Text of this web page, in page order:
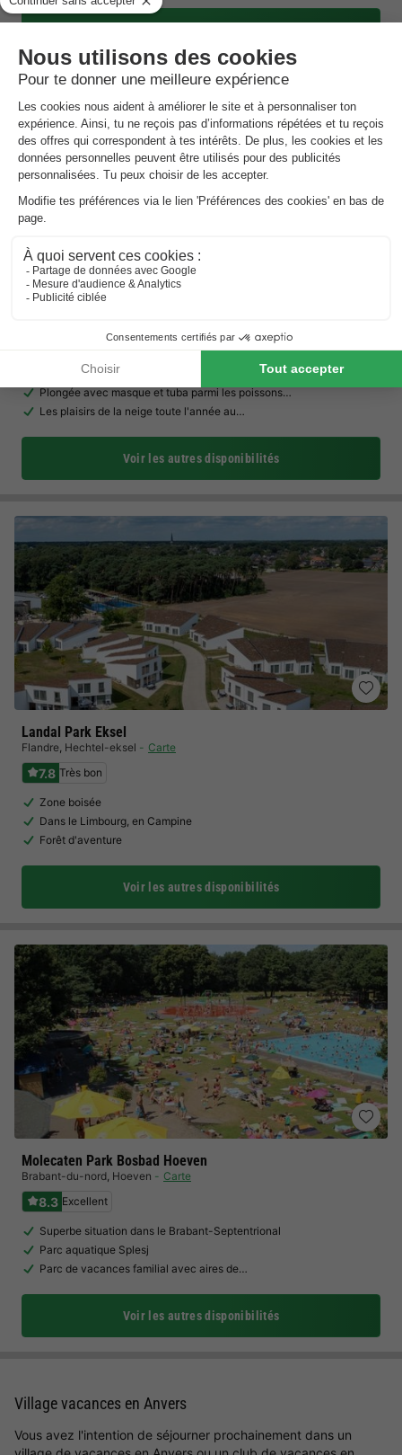
Center Parcs De Kempervennen
Deux lacs avec de nombreuses activités nautiques
Plongée avec masque et tuba parmi les poissons…
Les plaisirs de la neige toute l'année au…
Voir les autres disponibilités
Landal Park Eksel
Flandre, Hechtel-eksel Carte
7.8 Très bon
Zone boisée
Dans le Limbourg, en Campine
Forêt d'aventure
Voir les autres disponibilités
Molecaten Park Bosbad Hoeven
Brabant-du-nord, Hoeven Carte
8.3 Excellent
Superbe situation dans le Brabant-Septentrional
Parc aquatique Splesj
Parc de vacances familial avec aires de…
Voir les autres disponibilités
Village vacances en Anvers
Vous avez l'intention de séjourner prochainement dans un